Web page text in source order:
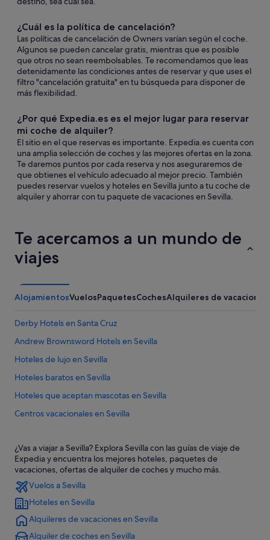
¿Cuál es la política de cancelación?
Las políticas de cancelación de Owners varían según el coche.
Algunos se pueden cancelar gratis, mientras que es posible
que otros no sean reembolsables. Te recomendamos que leas
detenidamente las condiciones antes de reservar y que uses el
filtro "cancelación gratuita" en tu búsqueda para disponer de
más flexibilidad.
¿Por qué Expedia.es es el mejor lugar para reservar
mi coche de alquiler?
El sitio en el que reservas es importante. Expedia.es cuenta con
una amplia selección de coches y las mejores ofertas en la zona.
Te daremos puntos por cada reserva y nos aseguraremos de
que obtienes el vehículo adecuado al mejor precio. También
puedes reservar vuelos y hoteles en Sevilla junto a tu coche de
alquiler y ahorrar con tu paquete de vacaciones en Sevilla.
Te acercamos a un mundo de
viajes
AlojamientosVuelosPaquetesCochesAlquileres de vacaciones
Derby Hotels en Santa Cruz
Andrew Brownsword Hotels en Sevilla
Hoteles de lujo en Sevilla
Hoteles baratos en Sevilla
Hoteles que aceptan mascotas en Sevilla
Centros vacacionales en Sevilla
Cabañas en Andalucía
Hoteles románticos en Sevilla
Hoteles de 3 estrellas en Santa Cruz
Hoteles con bar en Sevilla
Hoteles cápsula en Sevilla
¿Vas a viajar a Sevilla? Explora Sevilla con las guías de viaje de
Expedia y encuentra los mejores hoteles, paquetes de
vacaciones, ofertas de alquiler de coches y mucho más.
Vuelos a Sevilla
Hoteles en Sevilla
Alquileres de vacaciones en Sevilla
Alquiler de coches en Sevilla